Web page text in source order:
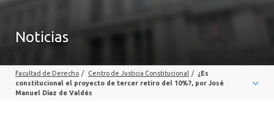
PROFESORES
Noticias
Facultad de Derecho / Centro de Justicia Constitucional / ¿Es
constitucional el proyecto de tercer retiro del 10%?, por José
Manuel Díaz de Valdés